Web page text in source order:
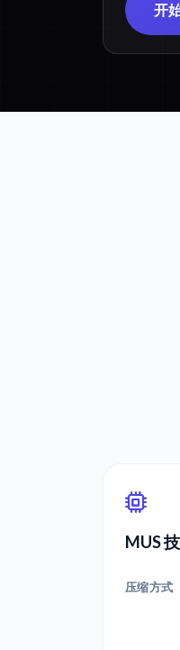
开
MUS
压缩方式